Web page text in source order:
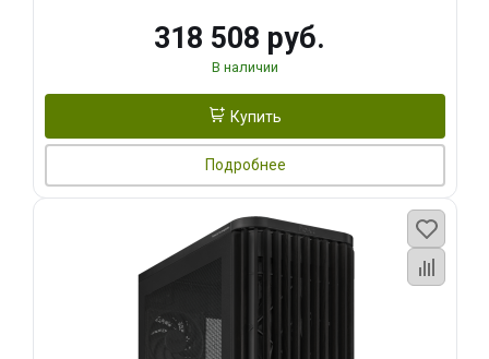
318 508 руб.
В наличии
Купить
Подробнее